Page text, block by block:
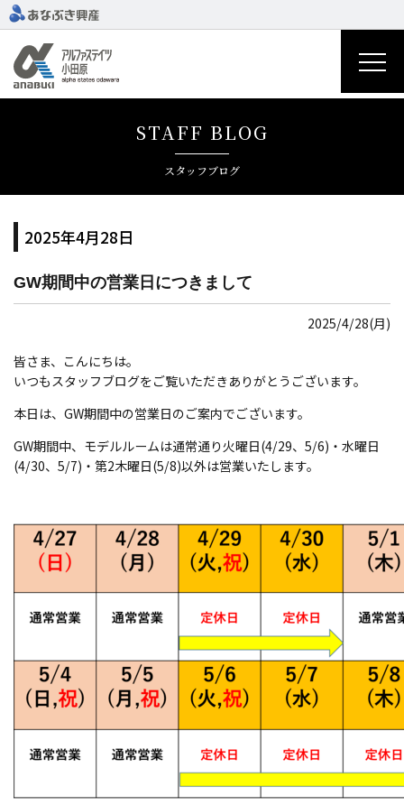
STAFF BLOG
スタッフブログ
2025年4月28日
GW期間中の営業日につきまして
2025/4/28(月)
皆さま、こんにちは。
いつもスタッフブログをご覧いただきありがとうございます。
本日は、GW期間中の営業日のご案内でございます。
GW期間中、モデルルームは通常通り火曜日(4/29、5/6)・水曜日
(4/30、5/7)・第2木曜日(5/8)以外は営業いたします。